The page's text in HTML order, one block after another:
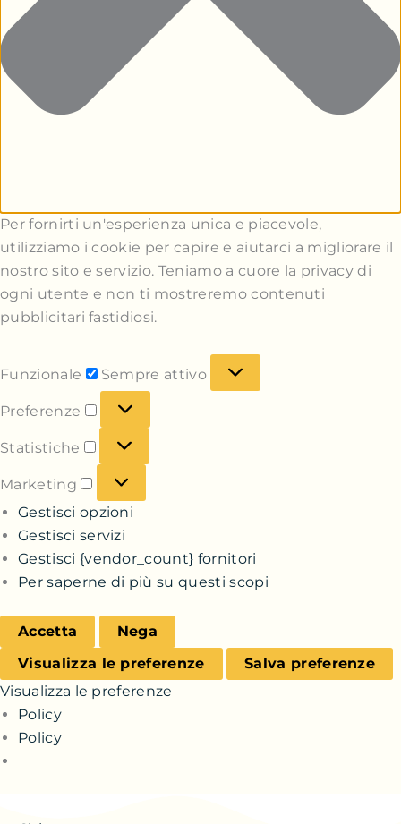
Per fornirti un'esperienza unica e piacevole,
utilizziamo i cookie per capire e aiutarci a migliorare il
nostro sito e servizio. Teniamo a cuore la privacy di
ogni utente e non ti mostreremo contenuti
pubblicitari fastidiosi.
Funzionale Sempre attivo
Preferenze
Statistiche
Marketing
Gestisci opzioni
Gestisci servizi
Gestisci {vendor_count} fornitori
Per saperne di più su questi scopi
Accetta
Nega
Visualizza le preferenze
Salva preferenze
Visualizza le preferenze
Policy
Policy